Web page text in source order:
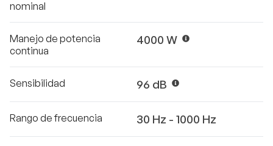
nominal
Manejo de potencia
continua
4000 W
Sensibilidad 96 dB
Rango de frecuencia 30 Hz - 1000 Hz